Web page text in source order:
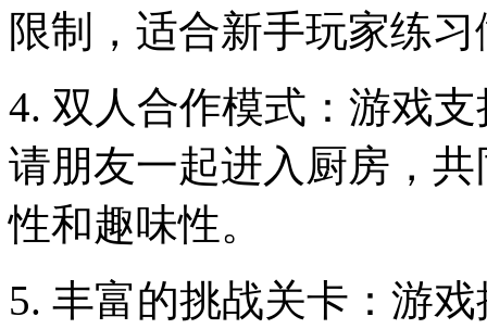
限制，适合新手玩家练
4. 双人合作模式：游戏
请朋友一起进入厨房，
性和趣味性。
5. 丰富的挑战关卡：游